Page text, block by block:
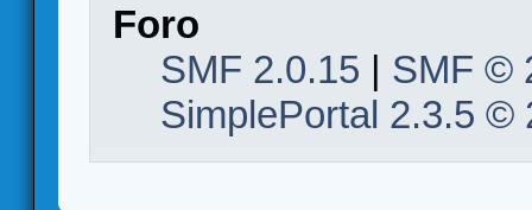
Foro
SMF 2.0.15 | SMF ©
SimplePortal 2.3.5 ©